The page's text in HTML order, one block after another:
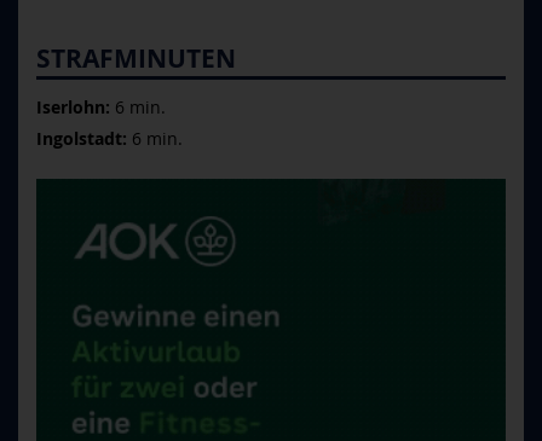
STRAFMINUTEN
Iserlohn: 6 min.
Ingolstadt: 6 min.